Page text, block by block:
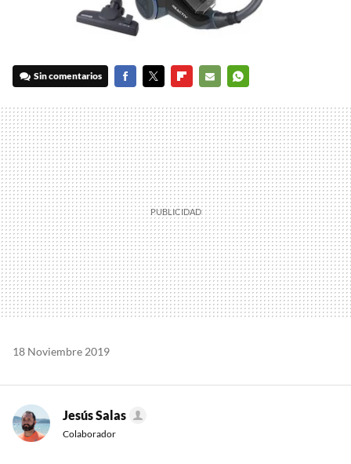
Sin comentarios
MAIL
18 Noviembre 2019
Jesús Salas
Colaborador